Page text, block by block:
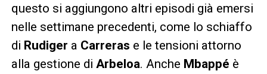
questo si aggiungono altri episodi già emersi
nelle settimane precedenti, come lo schiaffo
di Rudiger a Carreras e le tensioni attorno
alla gestione di Arbeloa. Anche Mbappé è